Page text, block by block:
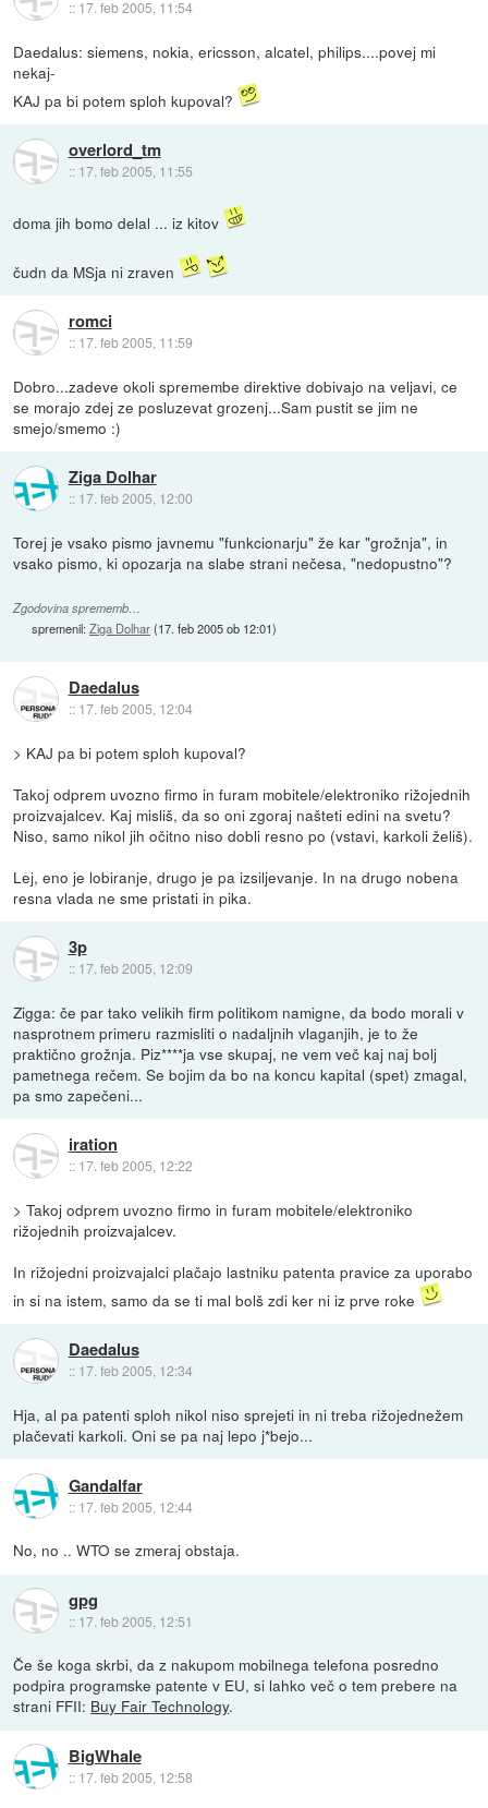
:: 17. feb 2005, 11:54
Daedalus: siemens, nokia, ericsson, alcatel, philips....povej mi
nekaj-
KAJ pa bi potem sploh kupoval?
overlord_tm
:: 17. feb 2005, 11:55
doma jih bomo delal ... iz kitov
čudn da MSja ni zraven
romci
:: 17. feb 2005, 11:59
Dobro...zadeve okoli spremembe direktive dobivajo na veljavi, ce
se morajo zdej ze posluzevat grozenj...Sam pustit se jim ne
smejo/smemo :)
Ziga Dolhar
:: 17. feb 2005, 12:00
Torej je vsako pismo javnemu "funkcionarju" že kar "grožnja", in
vsako pismo, ki opozarja na slabe strani nečesa, "nedopustno"?
Zgodovina sprememb…
spremenil:Ziga Dolhar(17. feb 2005 ob 12:01)
Daedalus
:: 17. feb 2005, 12:04
> KAJ pa bi potem sploh kupoval?
Takoj odprem uvozno firmo in furam mobitele/elektroniko rižojednih
proizvajalcev. Kaj misliš, da so oni zgoraj našteti edini na svetu?
Niso, samo nikol jih očitno niso dobli resno po (vstavi, karkoli želiš).
Lej, eno je lobiranje, drugo je pa izsiljevanje. In na drugo nobena
resna vlada ne sme pristati in pika.
3p
:: 17. feb 2005, 12:09
Zigga: če par tako velikih firm politikom namigne, da bodo morali v
nasprotnem primeru razmisliti o nadaljnih vlaganjih, je to že
praktično grožnja. Piz****ja vse skupaj, ne vem več kaj naj bolj
pametnega rečem. Se bojim da bo na koncu kapital (spet) zmagal,
pa smo zapečeni...
iration
:: 17. feb 2005, 12:22
> Takoj odprem uvozno firmo in furam mobitele/elektroniko
rižojednih proizvajalcev.
In rižojedni proizvajalci plačajo lastniku patenta pravice za uporabo
in si na istem, samo da se ti mal bolš zdi ker ni iz prve roke
Daedalus
:: 17. feb 2005, 12:34
Hja, al pa patenti sploh nikol niso sprejeti in ni treba rižojednežem
plačevati karkoli. Oni se pa naj lepo j*bejo...
Gandalfar
:: 17. feb 2005, 12:44
No, no .. WTO se zmeraj obstaja.
gpg
:: 17. feb 2005, 12:51
Če še koga skrbi, da z nakupom mobilnega telefona posredno
podpira programske patente v EU, si lahko več o tem prebere na
strani FFII: Buy Fair Technology.
BigWhale
:: 17. feb 2005, 12:58